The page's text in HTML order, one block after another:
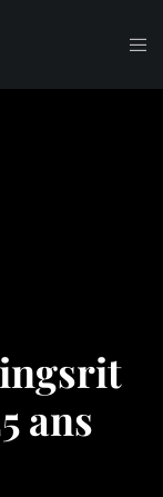
ans